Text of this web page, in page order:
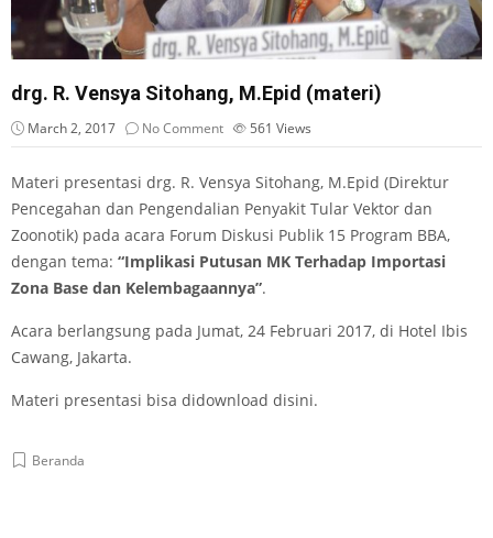
drg. R. Vensya Sitohang, M.Epid (materi)
March 2, 2017 No Comment 561 Views
Materi presentasi drg. R. Vensya Sitohang, M.Epid (Direktur
Pencegahan dan Pengendalian Penyakit Tular Vektor dan
Zoonotik) pada acara Forum Diskusi Publik 15 Program BBA,
dengan tema: “Implikasi Putusan MK Terhadap Importasi
Zona Base dan Kelembagaannya”.
Acara berlangsung pada Jumat, 24 Februari 2017, di Hotel Ibis
Cawang, Jakarta.
Materi presentasi bisa didownload disini.
Beranda